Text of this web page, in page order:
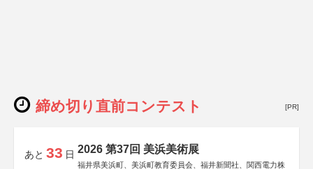
締め切り直前コンテスト [PR]
あと 33 日 2026 第37回 美浜美術展
福井県美浜町、美浜町教育委員会、福井新聞社、関西電力株